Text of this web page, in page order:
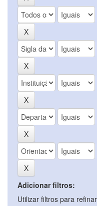
Adicionar filtros:
Utilizar filtros para